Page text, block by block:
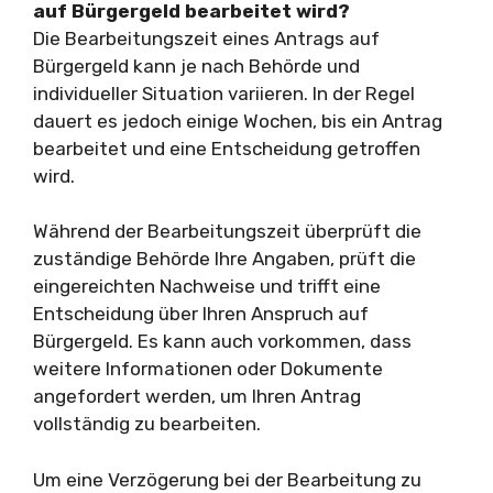
auf Bürgergeld bearbeitet wird?
Die Bearbeitungszeit eines Antrags auf
Bürgergeld kann je nach Behörde und
individueller Situation variieren. In der Regel
dauert es jedoch einige Wochen, bis ein Antrag
bearbeitet und eine Entscheidung getroffen
wird.
Während der Bearbeitungszeit überprüft die
zuständige Behörde Ihre Angaben, prüft die
eingereichten Nachweise und trifft eine
Entscheidung über Ihren Anspruch auf
Bürgergeld. Es kann auch vorkommen, dass
weitere Informationen oder Dokumente
angefordert werden, um Ihren Antrag
vollständig zu bearbeiten.
Um eine Verzögerung bei der Bearbeitung zu